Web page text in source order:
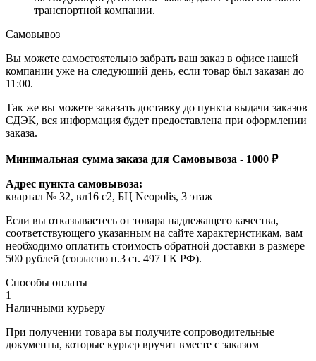
транспортной компании.
Самовывоз
Вы можете самостоятельно забрать ваш заказ в офисе нашей
компании уже на следующий день, если товар был заказан до
11:00.
Так же вы можете заказать доставку до пункта выдачи заказов
СДЭК, вся информация будет предоставлена при оформлении
заказа.
Минимальная сумма заказа для Самовывоза - 1000 ₽
Адрес пункта самовывоза:
квартал № 32, вл16 с2, БЦ Neopolis, 3 этаж
Если вы отказываетесь от товара надлежащего качества,
соответствующего указанным на сайте характеристикам, вам
необходимо оплатить стоимость обратной доставки в размере
500 рублей (согласно п.3 ст. 497 ГК РФ).
Способы оплаты
1
Наличными курьеру
При получении товара вы получите сопроводительные
документы, которые курьер вручит вместе с заказом